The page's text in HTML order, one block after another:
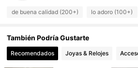
4.88 710 Seguidores
4.88 710 Seguidores
4.88
de buena calidad (200+) lo adoro (100+)
También Podría Gustarte
Recomendados Joyas & Relojes